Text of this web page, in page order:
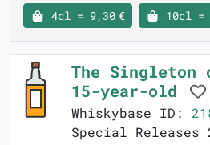
4cl = 9,30 € 10cl =
The Singleton
15-year-old
Whiskybase ID:
Special Releases